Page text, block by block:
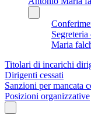
Maria
Titolari di incarichi
Dirigenti cessati
Sanzioni per mancata
Posizioni organizzative